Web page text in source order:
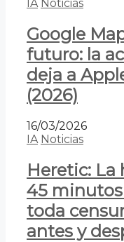
IA Noticias
Google
futuro: la
deja a
(2026)
16/03/2026
IA Noticias
Heretic: La
45 minutos
toda
antes y